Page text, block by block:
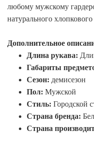
любому мужскому
натурального
Дополнительное
Длина рукава:
Габариты
Сезон: демисезон
Пол: Мужской
Стиль: Городской
Страна бренда:
Страна